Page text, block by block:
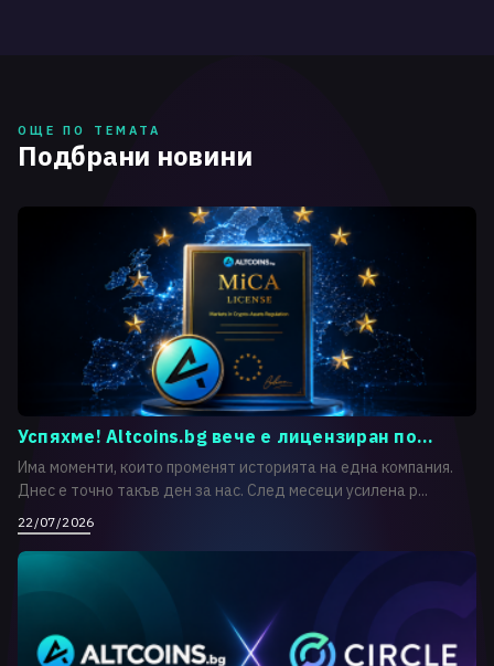
ОЩЕ ПО ТЕМАТА
Подбрани новини
Успяхме! Altcoins.bg вече е лицензиран по...
Има моменти, които променят историята на една компания.
Днес е точно такъв ден за нас. След месеци усилена р...
22/07/2026